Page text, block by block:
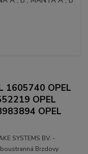
1605740 OPEL
OPEL
OPEL
SYSTEMS BV. -
Brzdovy